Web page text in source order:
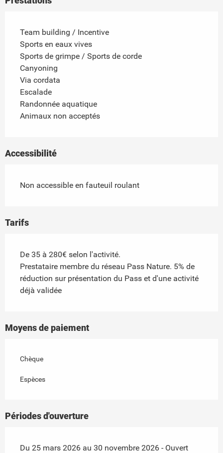
Team building / Incentive
Sports en eaux vives
Sports de grimpe / Sports de corde
Canyoning
Via cordata
Escalade
Randonnée aquatique
Animaux non acceptés
Accessibilité
Non accessible en fauteuil roulant
Tarifs
De 35 à 280€ selon l'activité.
Prestataire membre du réseau Pass Nature. 5% de
réduction sur présentation du Pass et d'une activité
déjà validée
Moyens de paiement
Chèque
Espèces
Périodes d'ouverture
Du 25 mars 2026 au 30 novembre 2026 - Ouvert